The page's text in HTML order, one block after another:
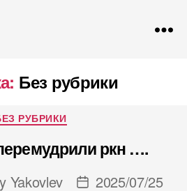
Без рубрики
Рубрики
РУБРИКИ
ркн ….
Yakovlev
Дата2025/07/25